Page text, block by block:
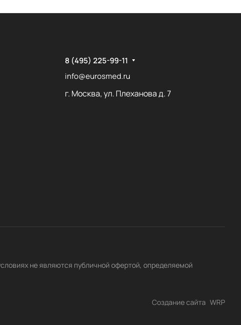
8 (495) 225-99-11
info@eurosmed.ru
г. Москва, ул. Плеханова д. 7
не являются публичной офертой, определяемой
Создание сайта WRP